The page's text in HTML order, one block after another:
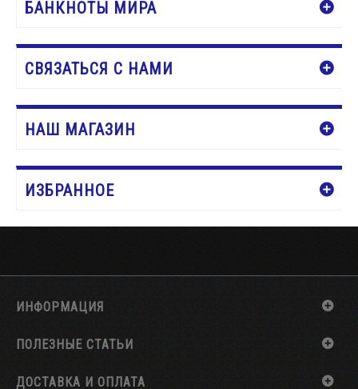
БАНКНОТЫ МИРА
СВЯЗАТЬСЯ С НАМИ
НАШ МАГАЗИН
ИЗБРАННОЕ
ИНФОРМАЦИЯ
ПОЛЕЗНЫЕ СТАТЬИ
ДОСТАВКА И ОПЛАТА